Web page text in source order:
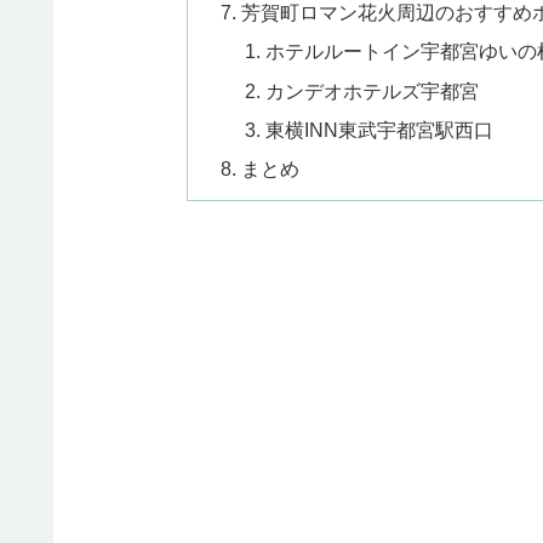
芳賀町ロマン花火周辺のおすすめ
ホテルルートイン宇都宮ゆいの
カンデオホテルズ宇都宮
東横INN東武宇都宮駅西口
まとめ